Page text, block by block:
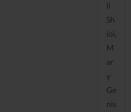
li
Sh
ioi,
M
ar
y
Ge
nis